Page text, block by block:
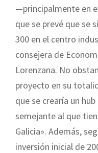
—principalmente en
que se prevé que se
300 en el centro
consejera de
Lorenzana. No
proyecto en su
que se crearía un
semejante al que
Galicia». Además,
inversión inicial de